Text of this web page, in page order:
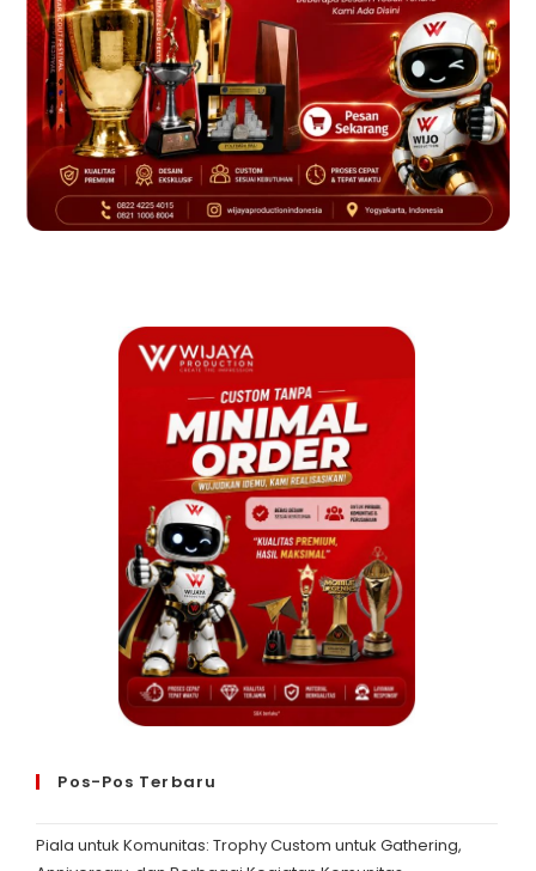
Pos-Pos Terbaru
Piala untuk Komunitas: Trophy Custom untuk Gathering,